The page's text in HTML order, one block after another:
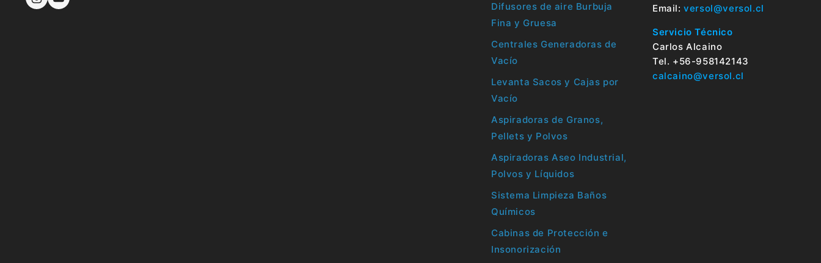
Difusores de aire Burbuja
Fina y Gruesa
Centrales Generadoras de
Vacío
Levanta Sacos y Cajas por
Vacío
Aspiradoras de Granos,
Pellets y Polvos
Aspiradoras Aseo Industrial,
Polvos y Líquidos
Sistema Limpieza Baños
Químicos
Cabinas de Protección e
Insonorización
Email:versol@versol.cl
Servicio Técnico
Carlos Alcaino
Tel. +56-958142143
calcaino@versol.cl